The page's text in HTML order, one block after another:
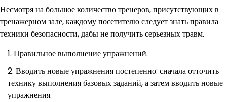
Несмотря на большое количество тренеров, присутствующих в
тренажерном зале, каждому посетителю следует знать правила
техники безопасности, дабы не получить серьезных травм.
Правильное выполнение упражнений.
Вводить новые упражнения постепенно: сначала отточить
технику выполнения базовых заданий, а затем вводить новые
упражнения.